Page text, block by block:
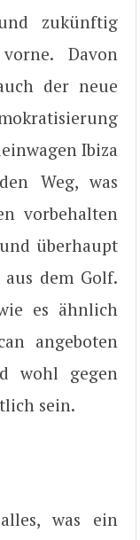
zukünftig
Davon
der neue
Ibiza
Weg, was
vorbehalten
überhaupt
dem Golf.
es ähnlich
angeboten
wohl gegen
sein.
was ein